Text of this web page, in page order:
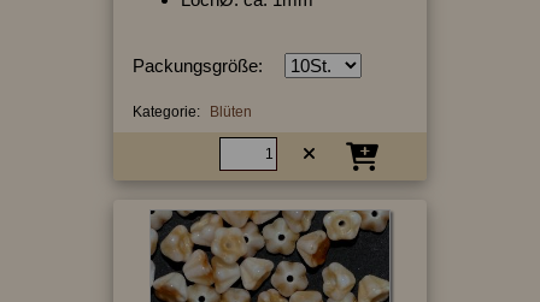
Packungsgröße:
Kategorie: Blüten